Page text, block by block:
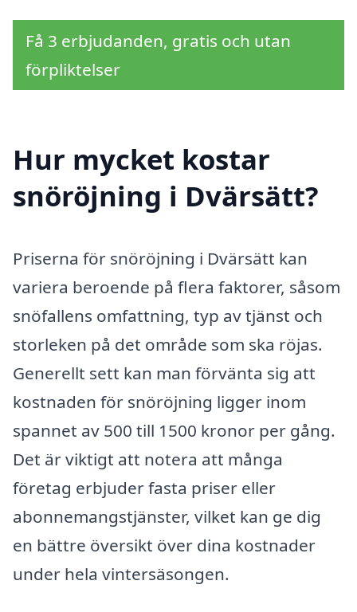
Få 3 erbjudanden, gratis och utan
förpliktelser
Hur mycket kostar
snöröjning i Dvärsätt?
Priserna för snöröjning i Dvärsätt kan
variera beroende på flera faktorer, såsom
snöfallens omfattning, typ av tjänst och
storleken på det område som ska röjas.
Generellt sett kan man förvänta sig att
kostnaden för snöröjning ligger inom
spannet av 500 till 1500 kronor per gång.
Det är viktigt att notera att många
företag erbjuder fasta priser eller
abonnemangstjänster, vilket kan ge dig
en bättre översikt över dina kostnader
under hela vintersäsongen.